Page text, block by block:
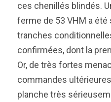
ces chenillés blindés.
ferme de 53 VHM a été
tranches
confirmées, dont la
Or, de très fortes
commandes
planche très